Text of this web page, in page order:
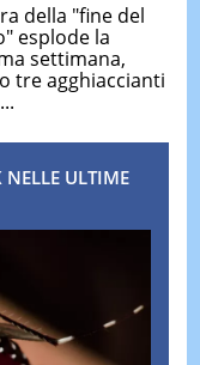
della "fine del
esplode la
settimana,
tre agghiaccianti
ULTIME